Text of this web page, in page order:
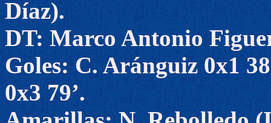
Díaz).
DT: Marco Antonio
Goles: C. Aránguiz 0x1
0x3 79’.